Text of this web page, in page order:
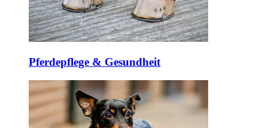
Pferdepflege & Gesundheit